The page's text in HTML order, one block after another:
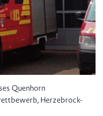
Quenhorn
Herzebrock-